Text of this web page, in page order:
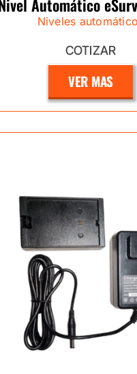
Nivel Automático
Niveles
COTIZAR
VER MAS